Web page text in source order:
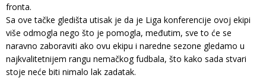
fronta.
Sa ove tačke gledišta utisak je da je Liga konferencije ovoj ekipi
više odmogla nego što je pomogla, međutim, sve to će se
naravno zaboraviti ako ovu ekipu i naredne sezone gledamo u
najkvalitetnijem rangu nemačkog fudbala, što kako sada stvari
stoje neće biti nimalo lak zadatak.